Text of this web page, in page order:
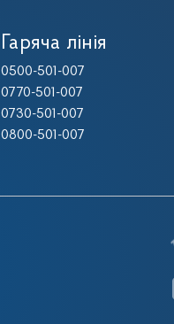
Гаряча лінія
0500-501-007
0770-501-007
0730-501-007
0800-501-007